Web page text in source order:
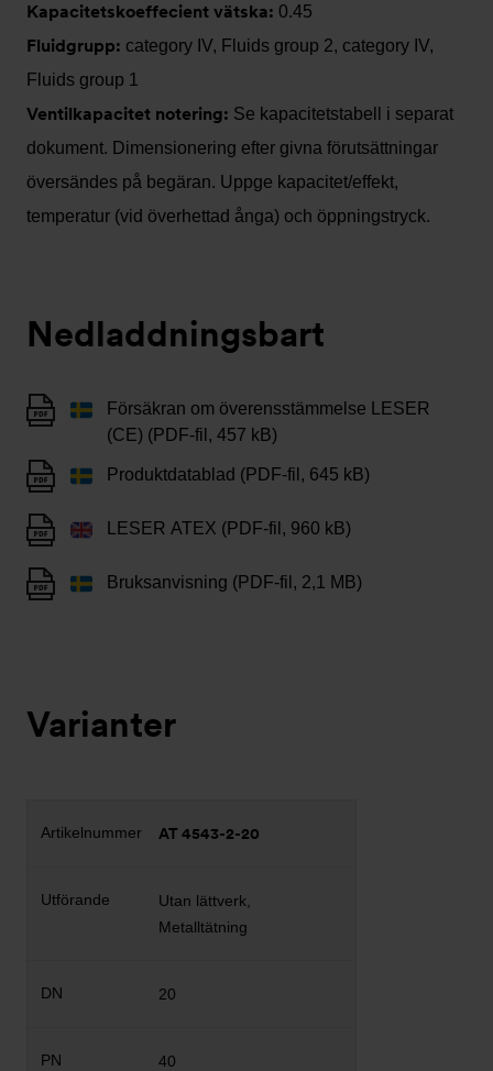
Kapacitetskoeffecient vätska: 0.45
Fluidgrupp: category IV, Fluids group 2, category IV,
Fluids group 1
Ventilkapacitet notering: Se kapacitetstabell i separat
dokument. Dimensionering efter givna förutsättningar
översändes på begäran. Uppge kapacitet/effekt,
temperatur (vid överhettad ånga) och öppningstryck.
Nedladdningsbart
Försäkran om överensstämmelse LESER
(CE) (PDF-fil, 457 kB)
Produktdatablad (PDF-fil, 645 kB)
LESER ATEX (PDF-fil, 960 kB)
Bruksanvisning (PDF-fil, 2,1 MB)
Varianter
AT 4543-2-20
Utan lättverk,
Metalltätning
20
40